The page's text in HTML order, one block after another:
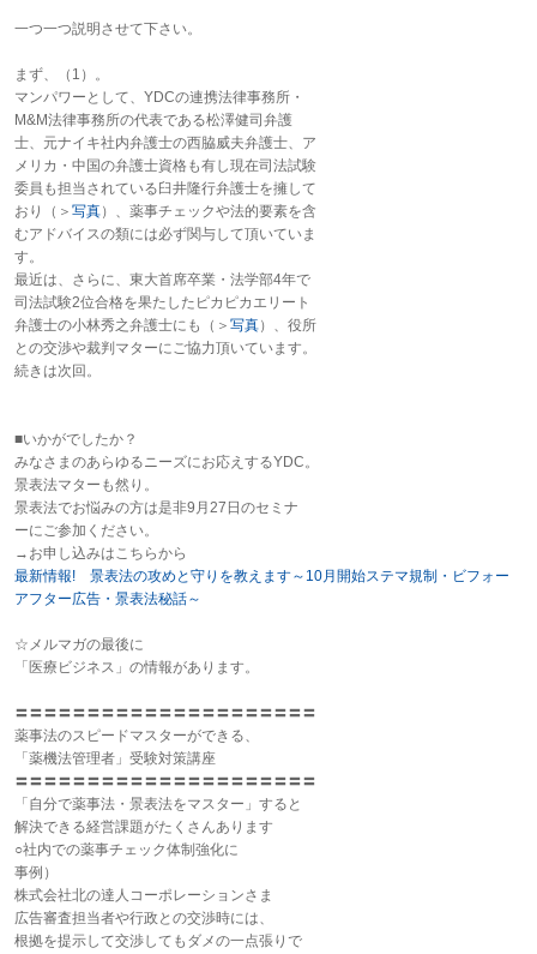
一つ一つ説明させて下さい。
まず、（1）。
マンパワーとして、YDCの連携法律事務所・
M&M法律事務所の代表である松澤健司弁護
士、元ナイキ社内弁護士の西脇威夫弁護士、ア
メリカ・中国の弁護士資格も有し現在司法試験
委員も担当されている臼井隆行弁護士を擁して
おり（＞ 写真）、薬事チェックや法的要素を含
むアドバイスの類には必ず関与して頂いていま
す。
最近は、さらに、東大首席卒業・法学部4年で
司法試験2位合格を果たしたピカピカエリート
弁護士の小林秀之弁護士にも（＞ 写真）、役所
との交渉や裁判マターにご協力頂いています。
続きは次回。
■いかがでしたか？
みなさまのあらゆるニーズにお応えするYDC。
景表法マターも然り。
景表法でお悩みの方は是非9月27日のセミナ
ーにご参加ください。
→お申し込みはこちらから
最新情報! 景表法の攻めと守りを教えます～10月開始ステマ規制・ビフォー
アフター広告・景表法秘話～
☆メルマガの最後に
「医療ビジネス」の情報があります。
〓〓〓〓〓〓〓〓〓〓〓〓〓〓〓〓〓〓〓〓〓
薬事法のスピードマスターができる、
「薬機法管理者」受験対策講座
〓〓〓〓〓〓〓〓〓〓〓〓〓〓〓〓〓〓〓〓〓
「自分で薬事法・景表法をマスター」すると
解決できる経営課題がたくさんあります
○社内での薬事チェック体制強化に
事例）
株式会社北の達人コーポレーションさま
広告審査担当者や行政との交渉時には、
根拠を提示して交渉してもダメの一点張りで